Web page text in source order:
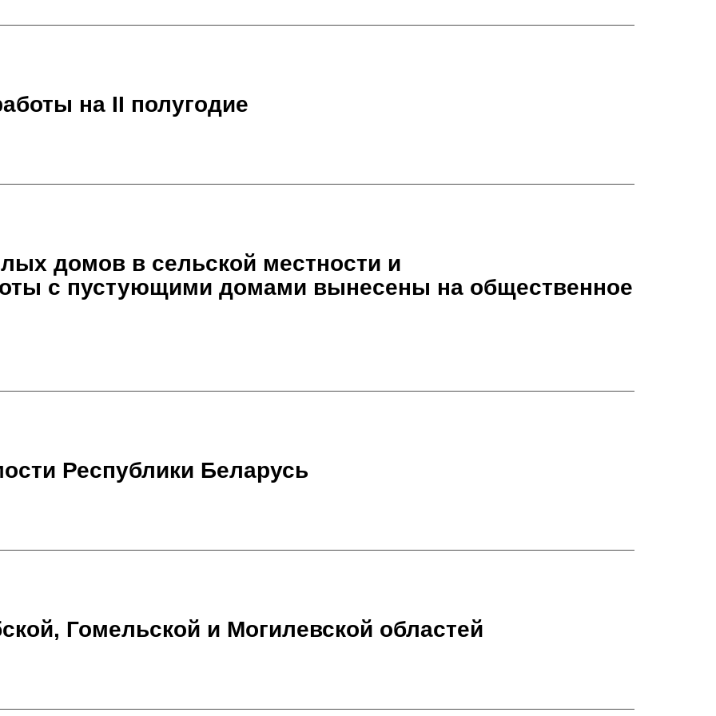
на II полугодие
домов в сельской местности и
с пустующими домами вынесены на общественное
Республики Беларусь
Гомельской и Могилевской областей